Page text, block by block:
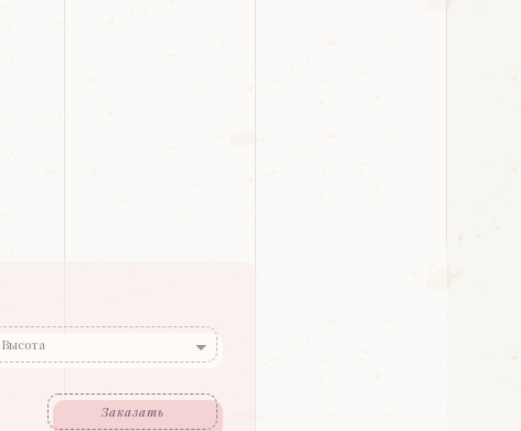
Высота
Заказать